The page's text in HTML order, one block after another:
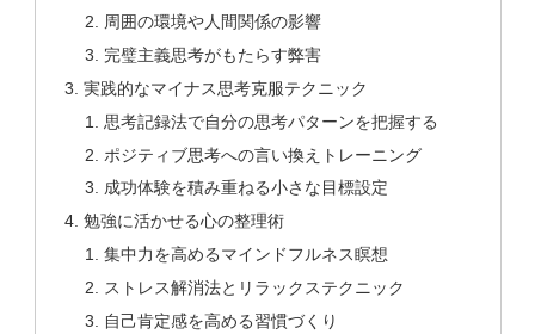
周囲の環境や人間関係の影響
完璧主義思考がもたらす弊害
実践的なマイナス思考克服テクニック
思考記録法で自分の思考パターンを把握する
ポジティブ思考への言い換えトレーニング
成功体験を積み重ねる小さな目標設定
勉強に活かせる心の整理術
集中力を高めるマインドフルネス瞑想
ストレス解消法とリラックステクニック
自己肯定感を高める習慣づくり